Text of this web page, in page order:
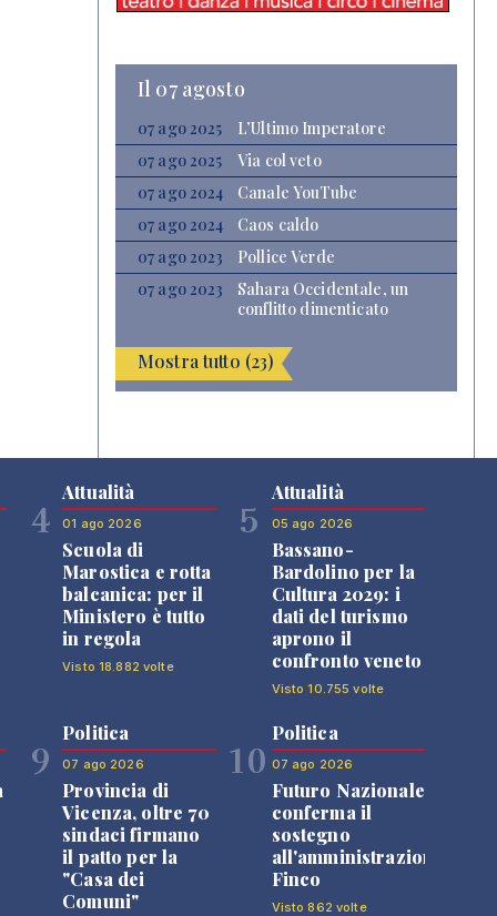
Il 07 agosto
07 ago 2025
L’Ultimo Imperatore
07 ago 2025
Via col veto
07 ago 2024
Canale YouTube
07 ago 2024
Caos caldo
07 ago 2023
Pollice Verde
07 ago 2023
Sahara Occidentale, un
conflitto dimenticato
Mostra tutto (23)
4
Attualità
01 ago 2026
Scuola di
Marostica e rotta
balcanica: per il
Ministero è tutto
in regola
Visto 18.882 volte
5
Attualità
05 ago 2026
Bassano-
Bardolino per la
Cultura 2029: i
dati del turismo
aprono il
confronto veneto
Visto 10.755 volte
9
Politica
07 ago 2026
Provincia di
Vicenza, oltre 70
sindaci firmano
il patto per la
"Casa dei
Comuni"
10
Politica
07 ago 2026
Futuro Nazionale
conferma il
sostegno
all'amministrazione
Finco
Visto 862 volte